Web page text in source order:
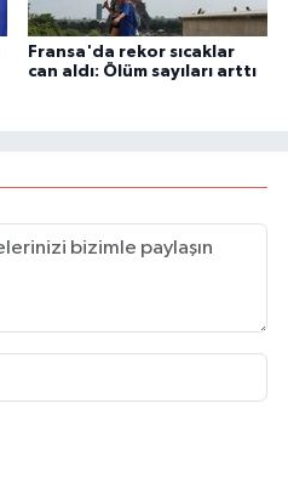
Fransa'da rekor sıcaklar
can aldı: Ölüm sayıları arttı